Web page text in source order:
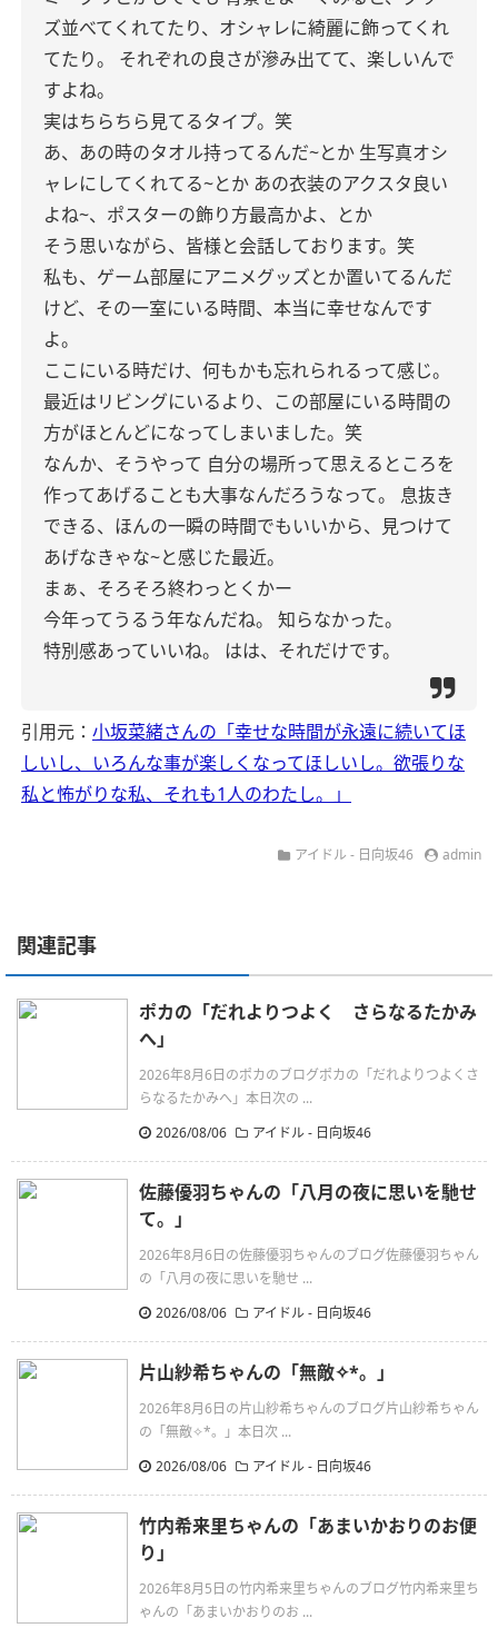
ズ並べてくれてたり、オシャレに綺麗に飾ってくれ
てたり。
それぞれの良さが滲み出てて、楽しいんで
すよね。
実はちらちら見てるタイプ。笑
あ、あの時のタオル持ってるんだ~とか 生写真オシ
ャレにしてくれてる~とか あの衣装のアクスタ良い
よね~、ポスターの飾り方最高かよ、とか
そう思いながら、皆様と会話しております。笑
私も、ゲーム部屋にアニメグッズとか置いてるんだ
けど、その一室にいる時間、本当に幸せなんです
よ。
ここにいる時だけ、何もかも忘れられるって感じ。
最近はリビングにいるより、この部屋にいる時間の
方がほとんどになってしまいました。笑
なんか、そうやって 自分の場所って思えるところを
作ってあげることも大事なんだろうなって。
息抜き
できる、ほんの一瞬の時間でもいいから、見つけて
あげなきゃな~と感じた最近。
まぁ、そろそろ終わっとくかー
今年ってうるう年なんだね。
知らなかった。
特別感あっていいね。
はは、それだけです。
引用元： 小坂菜緒さんの「幸せな時間が永遠に続いてほ
しいし、いろんな事が楽しくなってほしいし。欲張りな
私と怖がりな私、それも1人のわたし。」
アイドル - 日向坂46 admin
関連記事
ポカの「だれよりつよく さらなるたかみ
へ」
2026年8月6日のポカのブログポカの「だれよりつよくさ
らなるたかみへ」本日次の ...
2026/08/06
アイドル - 日向坂46
佐藤優羽ちゃんの「八月の夜に思いを馳せ
て。」
2026年8月6日の佐藤優羽ちゃんのブログ佐藤優羽ちゃん
の「八月の夜に思いを馳せ ...
2026/08/06
アイドル - 日向坂46
片山紗希ちゃんの「無敵✧︎*。」
2026年8月6日の片山紗希ちゃんのブログ片山紗希ちゃん
の「無敵✧︎*。」本日次 ...
2026/08/06
アイドル - 日向坂46
竹内希来里ちゃんの「あまいかおりのお便
り」
2026年8月5日の竹内希来里ちゃんのブログ竹内希来里ち
ゃんの「あまいかおりのお ...